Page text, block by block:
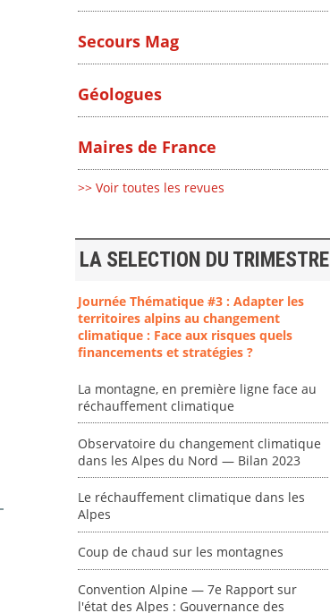
climatique en
connaissances en
"Plan ministériel
de gestion des
chaleur."
Secours Mag
Géologues
Maires de France
>> Voir toutes les revues
LA SELECTION DU TRIMESTRE
Journée Thématique #3 : Adapter les
territoires alpins au changement
climatique : Face aux risques quels
financements et stratégies ?
La montagne, en première ligne face au
réchauffement climatique
Observatoire du changement climatique
dans les Alpes du Nord — Bilan 2023
Le réchauffement climatique dans les
Alpes
Coup de chaud sur les montagnes
Convention Alpine — 7e Rapport sur
l'état des Alpes : Gouvernance des